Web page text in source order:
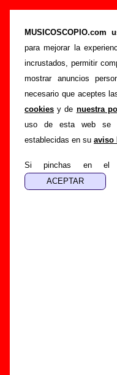
para mejorar la
incrustados, permitir
mostrar anuncios
necesario que aceptes
cookies y de nuestra
uso de esta web se
establecidas en su aviso
Si pinchas en el
Biografía de
publicaciones
Portada >Sidonie
Esta página recopila
Sidonie: sus
formación, su
discos y las
información
corrigiendo la existente.
El texto de esta